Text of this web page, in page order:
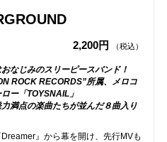
2,200円 （税込）
なじみのスリーピースバンド！
ROCK RECORDS”所属、メロコ
ー「TOYSNAIL」
満点の楽曲たちが並んだ８曲入り
』から幕を開け、先行MVも